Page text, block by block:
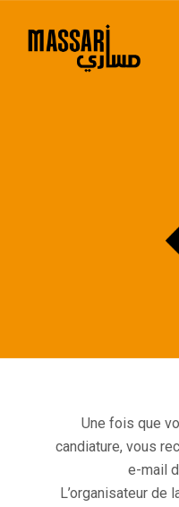
Une fois que
candiature, vous
e-mail
L’organisateur de